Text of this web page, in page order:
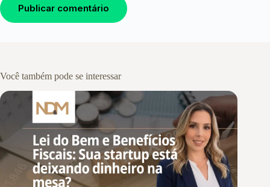
Publicar comentário
Você também pode se interessar